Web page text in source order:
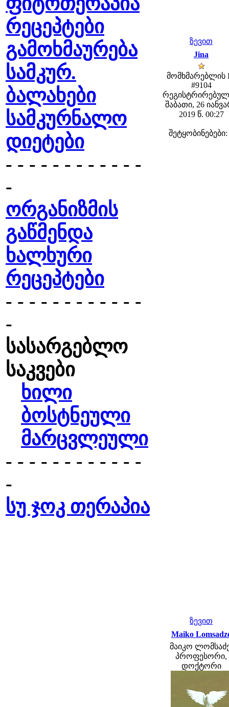
რეცეპტები
გამოხმაურება
სამკურ.
ბალახები
სამკურნალო
დიეტები
- - - - - - - - - - - -
-
ორგანიზმის
გაწმენდა
ხალხური
რეცეპტები
- - - - - - - - - - - -
-
სასარგებლო
საკვები
ხილი
ბოსტნეული
მარცვლეული
- - - - - - - - - - - -
-
სუ ჯოკ თერაპია
ზევით
Jina
მომხმარებლის
#9104
შაბათი, 26
2019 წ. 00:27
შეტყობინებები:
ზევით
Maiko
მაიკო
პროფესორი,
დოქტორი